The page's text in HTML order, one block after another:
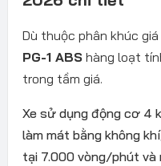
Dù thuộc phân khúc
PG-1 ABShàng loạt
trong tầm giá.
Xe sử dụng động cơ 4
làm mát bằng không
tại 7.000 vòng/phút và